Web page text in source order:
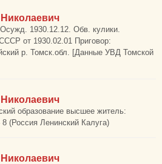
1930.12.12. Обв. кулики.
от 1930.02.01 Приговор:
р. Томск.обл. [Данные УВД Томской
образование высшее житель:
(Россия Ленинский Калуга)